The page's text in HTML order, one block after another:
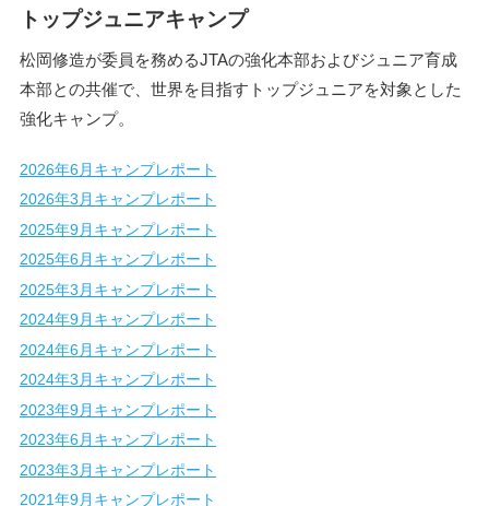
トップジュニアキャンプ
松岡修造が委員を務めるJTAの強化本部およびジュニア育成
本部との共催で、世界を目指すトップジュニアを対象とした
強化キャンプ。
2026年6月キャンプレポート
2026年3月キャンプレポート
2025年9月キャンプレポート
2025年6月キャンプレポート
2025年3月キャンプレポート
2024年9月キャンプレポート
2024年6月キャンプレポート
2024年3月キャンプレポート
2023年9月キャンプレポート
2023年6月キャンプレポート
2023年3月キャンプレポート
2021年9月キャンプレポート